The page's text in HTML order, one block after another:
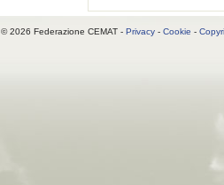
© 2026 Federazione CEMAT - Privacy- Cookie -